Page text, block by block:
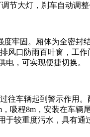
节大灯，刹车自动调整
固。厢体为全密封
风口防雨百叶窗，工
，可实现便捷切换。
车辆起到警示作用
吸程8m，安装在车
较重度污水，具有通